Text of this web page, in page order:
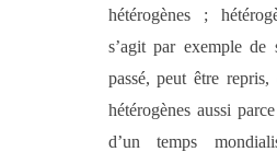
hétérogènes ;
s’agit par exemple
passé, peut être
hétérogènes aussi
d’un temps